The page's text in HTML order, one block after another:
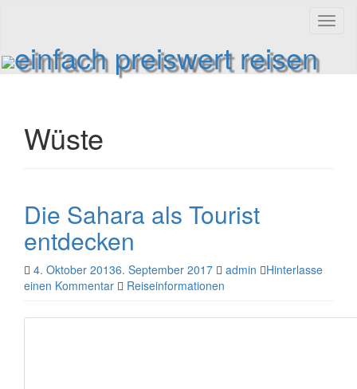
einfach preiswert reisen
Reiseinformationen und Reisetipps
Wüste
Die Sahara als Tourist
entdecken
4. Oktober 20136. September 2017 admin
Hinterlasse
einen Kommentar
Reiseinformationen